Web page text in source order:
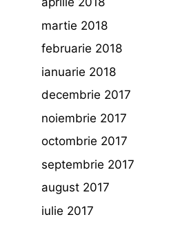
martie 2018
februarie 2018
ianuarie 2018
decembrie 2017
noiembrie 2017
octombrie 2017
septembrie 2017
august 2017
iulie 2017